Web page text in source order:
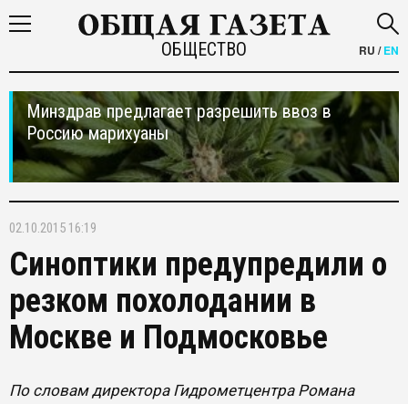
ОБЩЕСТВО RU /EN
Минздрав предлагает разрешить ввоз в
Россию марихуаны
02.10.2015 16:19
Синоптики предупредили о
резком похолодании в
Москве и Подмосковье
По словам директора Гидрометцентра Романа